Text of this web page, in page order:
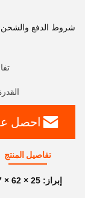
شروط الدفع والشحن
القدرة على
احصل
تفاصيل المنتج
إبراز: 25 × 62 × 17 محمل